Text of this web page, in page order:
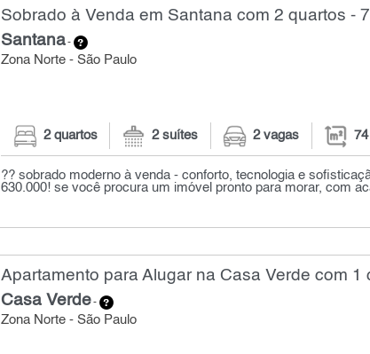
Sobrado à Venda em Santana com 2 quartos -
Santana-
Zona Norte - São Paulo
2 quartos 2 suítes 2 vagas
?? sobrado moderno à venda - conforto, tecnologia e
630.000! se você procura um imóvel pronto para morar, com
Apartamento para Alugar na Casa Verde com 1
Casa Verde-
Zona Norte - São Paulo